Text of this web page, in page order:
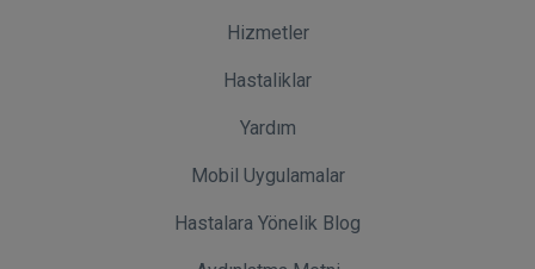
Hizmetler
Hastaliklar
Yardım
Mobil Uygulamalar
Hastalara Yönelik Blog